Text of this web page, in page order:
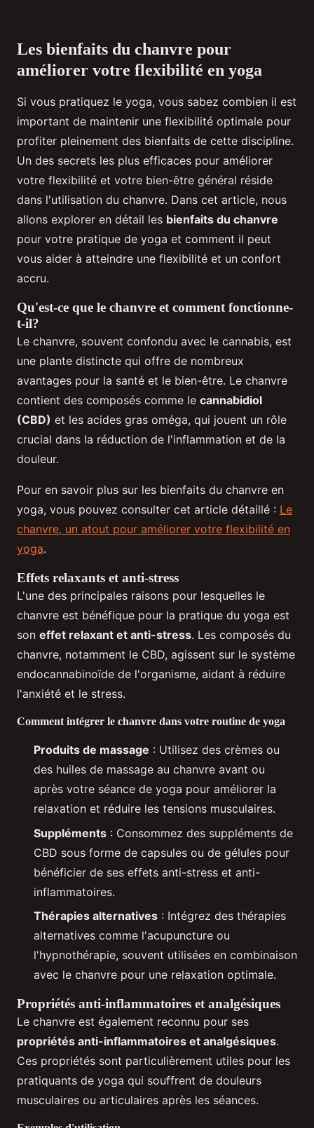
Les bienfaits du chanvre pour
améliorer votre flexibilité en yoga
Si vous pratiquez le yoga, vous sabez combien il est
important de maintenir une flexibilité optimale pour
profiter pleinement des bienfaits de cette discipline.
Un des secrets les plus efficaces pour améliorer
votre flexibilité et votre bien-être général réside
dans l'utilisation du chanvre. Dans cet article, nous
allons explorer en détail les bienfaits du chanvre
pour votre pratique de yoga et comment il peut
vous aider à atteindre une flexibilité et un confort
accru.
Qu'est-ce que le chanvre et comment fonctionne-
t-il?
Le chanvre, souvent confondu avec le cannabis, est
une plante distincte qui offre de nombreux
avantages pour la santé et le bien-être. Le chanvre
contient des composés comme le cannabidiol
(CBD) et les acides gras oméga, qui jouent un rôle
crucial dans la réduction de l'inflammation et de la
douleur.
Pour en savoir plus sur les bienfaits du chanvre en
yoga, vous pouvez consulter cet article détaillé : Le
chanvre, un atout pour améliorer votre flexibilité en
yoga.
Effets relaxants et anti-stress
L'une des principales raisons pour lesquelles le
chanvre est bénéfique pour la pratique du yoga est
son effet relaxant et anti-stress. Les composés du
chanvre, notamment le CBD, agissent sur le système
endocannabinoïde de l'organisme, aidant à réduire
l'anxiété et le stress.
Comment intégrer le chanvre dans votre routine de yoga
Produits de massage : Utilisez des crèmes ou
des huiles de massage au chanvre avant ou
après votre séance de yoga pour améliorer la
relaxation et réduire les tensions musculaires.
Suppléments : Consommez des suppléments de
CBD sous forme de capsules ou de gélules pour
bénéficier de ses effets anti-stress et anti-
inflammatoires.
Thérapies alternatives : Intégrez des thérapies
alternatives comme l'acupuncture ou
l'hypnothérapie, souvent utilisées en combinaison
avec le chanvre pour une relaxation optimale.
Propriétés anti-inflammatoires et analgésiques
Le chanvre est également reconnu pour ses
propriétés anti-inflammatoires et analgésiques.
Ces propriétés sont particulièrement utiles pour les
pratiquants de yoga qui souffrent de douleurs
musculaires ou articulaires après les séances.